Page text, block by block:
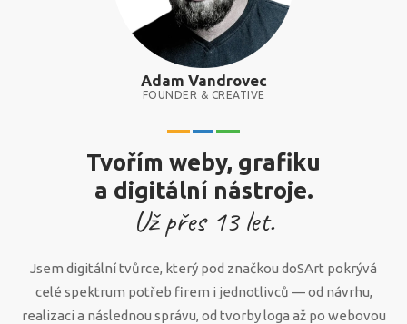
Adam Vandrovec
FOUNDER & CREATIVE
Tvořím weby, grafiku
a digitální nástroje.
Už přes 13let.
Jsem digitální tvůrce, který pod značkou doSArt pokrývá
celé spektrum potřeb firem i jednotlivců — od návrhu,
realizaci a následnou správu, od tvorby loga až po webovou